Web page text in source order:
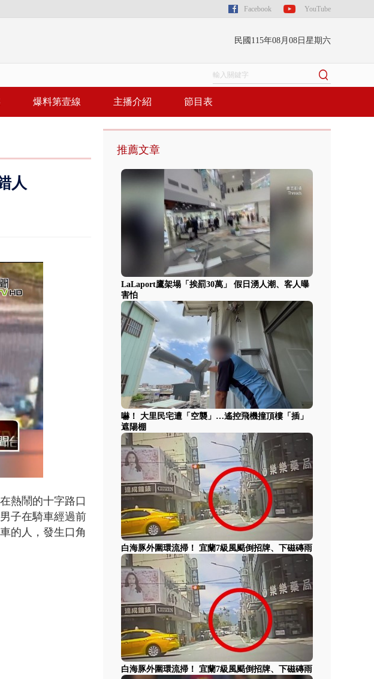
Facebook YouTube
民國115年08月08日星期六
爆料第壹線 主播介紹 節目表
人
熱鬧的十字路口
子在騎車經過前
的人，發生口角
推薦文章
LaLaport鷹架塌「挨罰30萬」 假日湧人潮、客人曝
害怕
嚇！ 大里民宅遭「空襲」…遙控飛機撞頂樓「插」
遮陽棚
白海豚外圍環流掃！ 宜蘭7級風颳倒招牌、下磁磚雨
白海豚外圍環流掃！ 宜蘭7級風颳倒招牌、下磁磚雨